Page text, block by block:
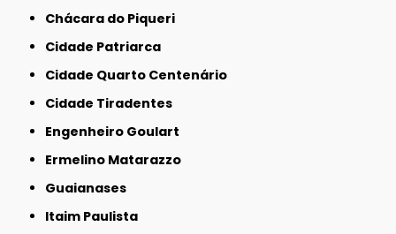
Chácara do Piqueri
Cidade Patriarca
Cidade Quarto Centenário
Cidade Tiradentes
Engenheiro Goulart
Ermelino Matarazzo
Guaianases
Itaim Paulista